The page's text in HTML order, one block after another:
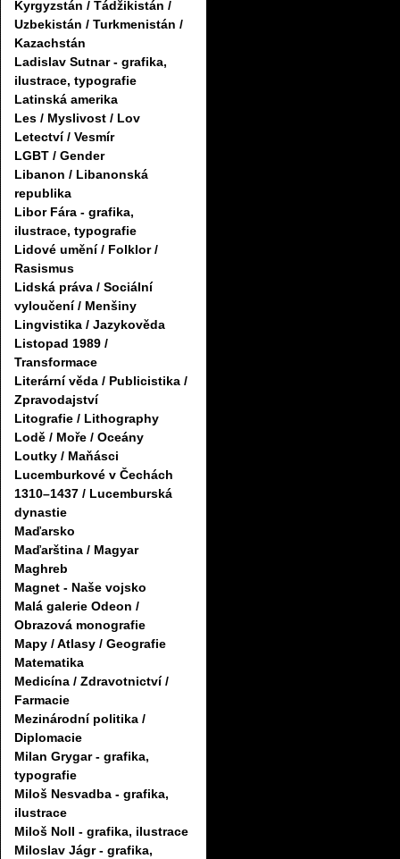
Kyrgyzstán / Tádžikistán /
Uzbekistán / Turkmenistán /
Kazachstán
Ladislav Sutnar - grafika,
ilustrace, typografie
Latinská amerika
Les / Myslivost / Lov
Letectví / Vesmír
LGBT / Gender
Libanon / Libanonská
republika
Libor Fára - grafika,
ilustrace, typografie
Lidové umění / Folklor /
Rasismus
Lidská práva / Sociální
vyloučení / Menšiny
Lingvistika / Jazykověda
Listopad 1989 /
Transformace
Literární věda / Publicistika /
Zpravodajství
Litografie / Lithography
Lodě / Moře / Oceány
Loutky / Maňásci
Lucemburkové v Čechách
1310–1437 / Lucemburská
dynastie
Maďarsko
Maďarština / Magyar
Maghreb
Magnet - Naše vojsko
Malá galerie Odeon /
Obrazová monografie
Mapy / Atlasy / Geografie
Matematika
Medicína / Zdravotnictví /
Farmacie
Mezinárodní politika /
Diplomacie
Milan Grygar - grafika,
typografie
Miloš Nesvadba - grafika,
ilustrace
Miloš Noll - grafika, ilustrace
Miloslav Jágr - grafika,